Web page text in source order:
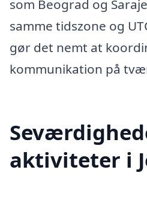
som Beograd og
samme tidszone og
gør det nemt at
kommunikation på
aktiviteter i